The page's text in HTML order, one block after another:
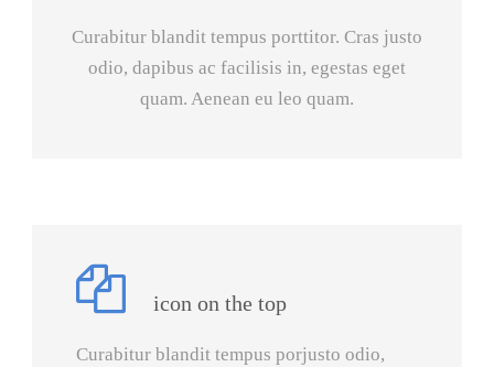
Curabitur blandit tempus porttitor. Cras justo
odio, dapibus ac facilisis in, egestas eget
quam. Aenean eu leo quam.
icon on the top
Curabitur blandit tempus porjusto odio,